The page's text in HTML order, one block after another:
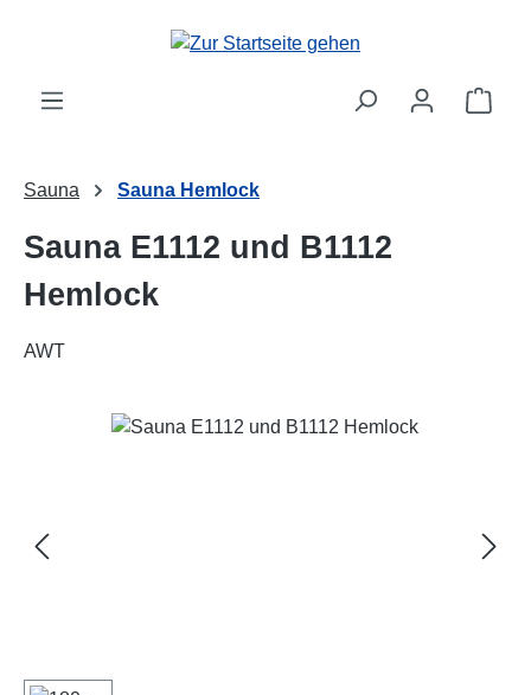
Zum Hauptinhalt springen
Sauna Sauna Hemlock
Sauna E1112 und B1112
Hemlock
AWT
Bildergalerie überspringen